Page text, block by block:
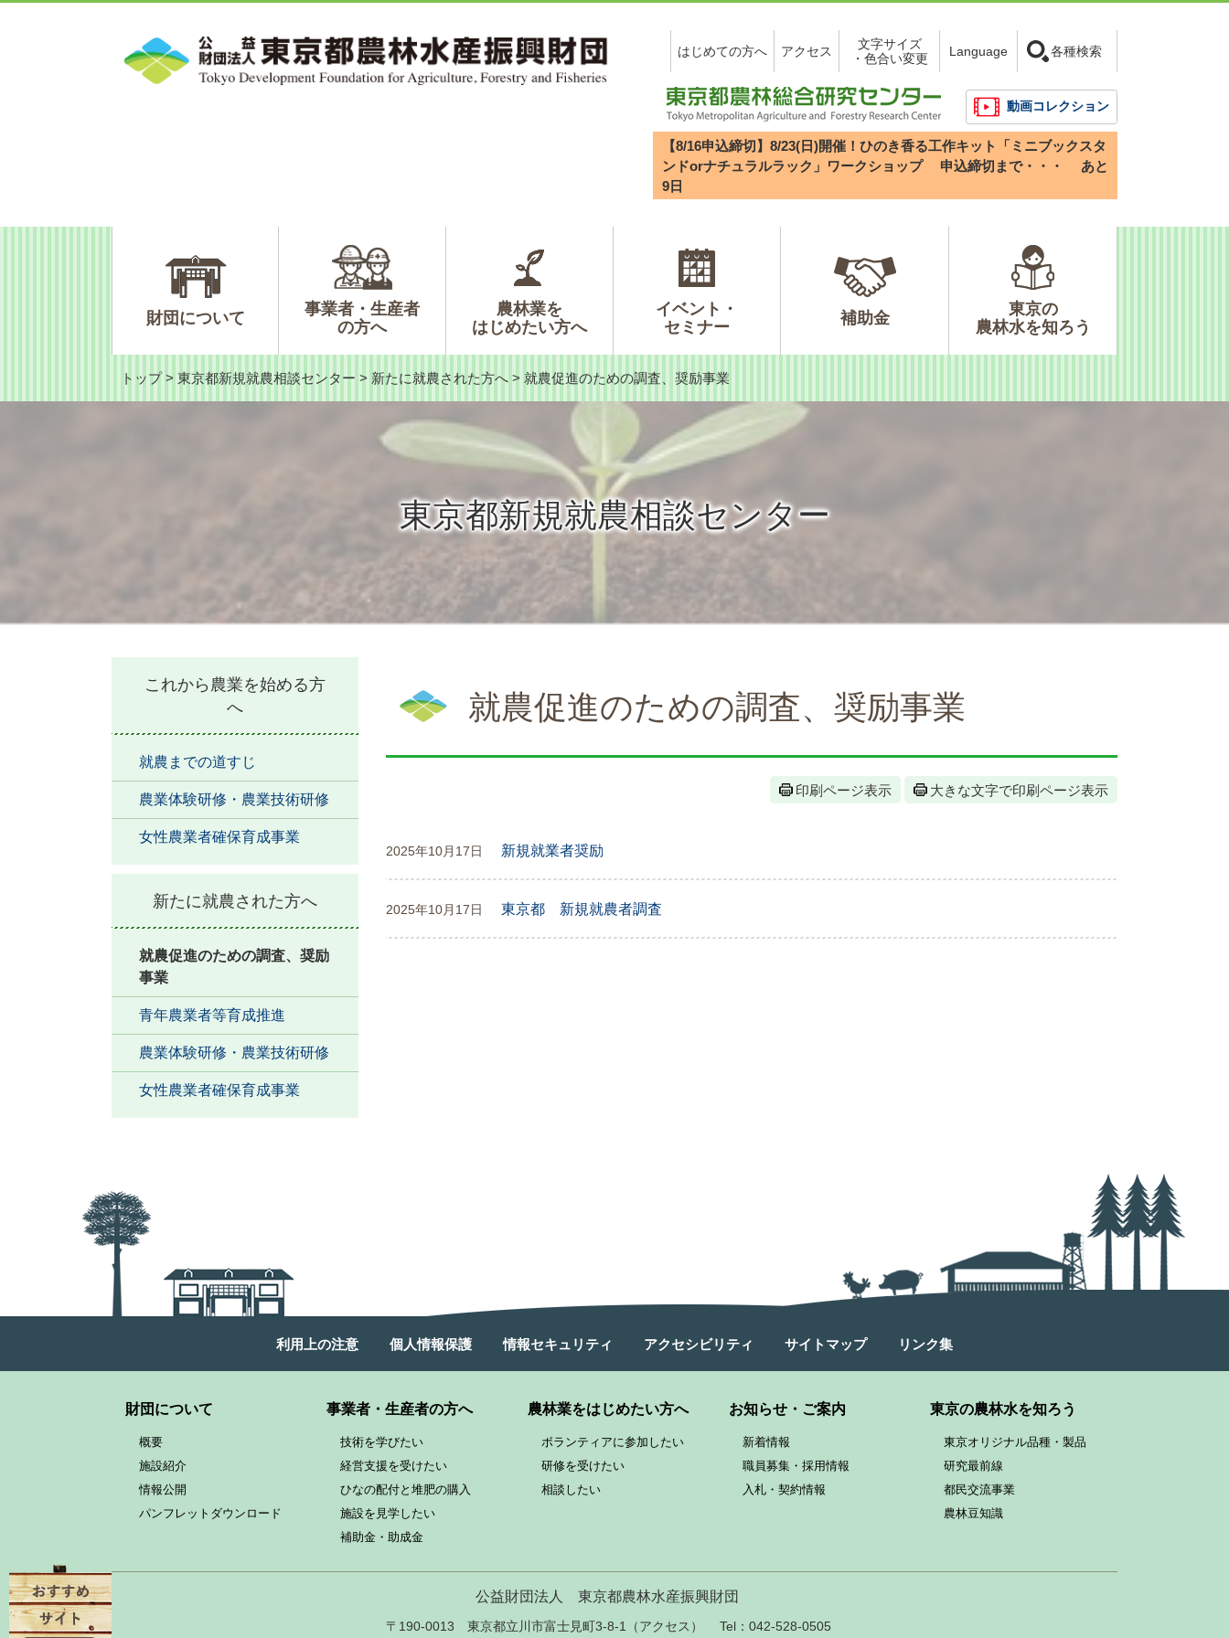
文
はじめての方へ アクセス
文字サイズ
・色合い変更
Language 各種検索
動画コレクション
【8/16申込締切】8/23(日)開催！ひのき香る工作キット「ミニブックスタ
ンドorナチュラルラック」ワークショップ
申込締切まで・・・
あと
9 日
財団について
事業者・生産者
の方へ
農林業を
はじめたい方へ
イベント・
セミナー
補助金
東京の
農林水を知ろう
トップ > 東京都新規就農相談センター > 新たに就農された方へ > 就農促進のための調査、奨励事業
東京都新規就農相談センター
就農促進のための調査、奨励事業
印刷ページ表示 大きな文字で印刷ページ表示
2025年10月17日 新規就業者奨励
2025年10月17日 東京都 新規就農者調査
これから農業を始める方
へ
就農までの道すじ
農業体験研修・農業技術研修
女性農業者確保育成事業
新たに就農された方へ
就農促進のための調査、奨励
事業
青年農業者等育成推進
農業体験研修・農業技術研修
女性農業者確保育成事業
利用上の注意 個人情報保護 情報セキュリティ アクセシビリティ サイトマップ リンク集
財団について
概要
施設紹介
情報公開
パンフレットダウンロード
事業者・生産者の方へ
技術を学びたい
経営支援を受けたい
ひなの配付と堆肥の購入
施設を見学したい
補助金・助成金
農林業をはじめたい方へ
ボランティアに参加したい
研修を受けたい
相談したい
お知らせ・ご案内
新着情報
職員募集・採用情報
入札・契約情報
東京の農林水を知ろう
東京オリジナル品種・製品
研究最前線
都民交流事業
農林豆知識
公益財団法人 東京都農林水産振興財団
〒190-0013 東京都立川市富士見町3-8-1 （アクセス ） Tel：042-528-0505